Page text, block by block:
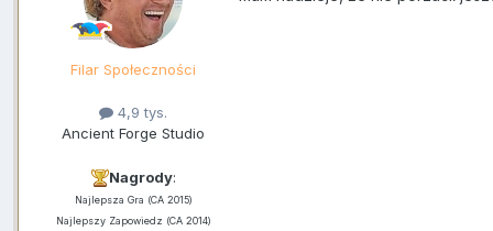
Filar Społeczności
4,9 tys.
Ancient Forge Studio
Nagrody:
Najlepsza Gra (CA 2015)
Najlepszy Zapowiedz (CA 2014)